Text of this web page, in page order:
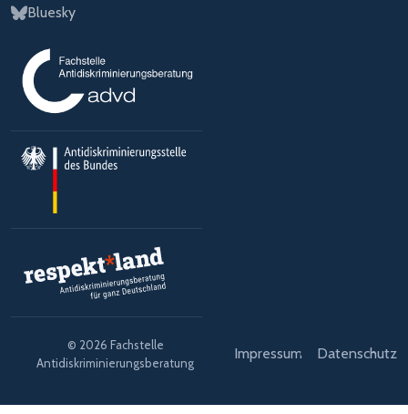
Bluesky
© 2026 Fachstelle
Antidiskriminierungsberatung
Impressum Datenschutz